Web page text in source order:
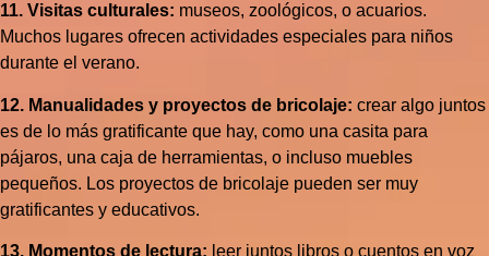
11. Visitas culturales: museos, zoológicos, o acuarios.
Muchos lugares ofrecen actividades especiales para niños
durante el verano.
12. Manualidades y proyectos de bricolaje: crear algo juntos
es de lo más gratificante que hay, como una casita para
pájaros, una caja de herramientas, o incluso muebles
pequeños. Los proyectos de bricolaje pueden ser muy
gratificantes y educativos.
13. Momentos de lectura: leer juntos libros o cuentos en voz